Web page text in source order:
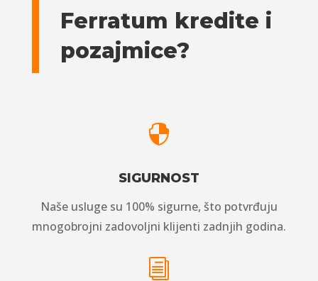
Ferratum kredite i
pozajmice?

SIGURNOST
Naše usluge su 100% sigurne, što potvrđuju
mnogobrojni zadovoljni klijenti zadnjih godina.
i